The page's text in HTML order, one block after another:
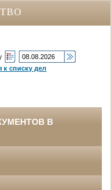
к списку дел
В